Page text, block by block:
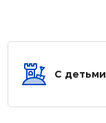
С детьми